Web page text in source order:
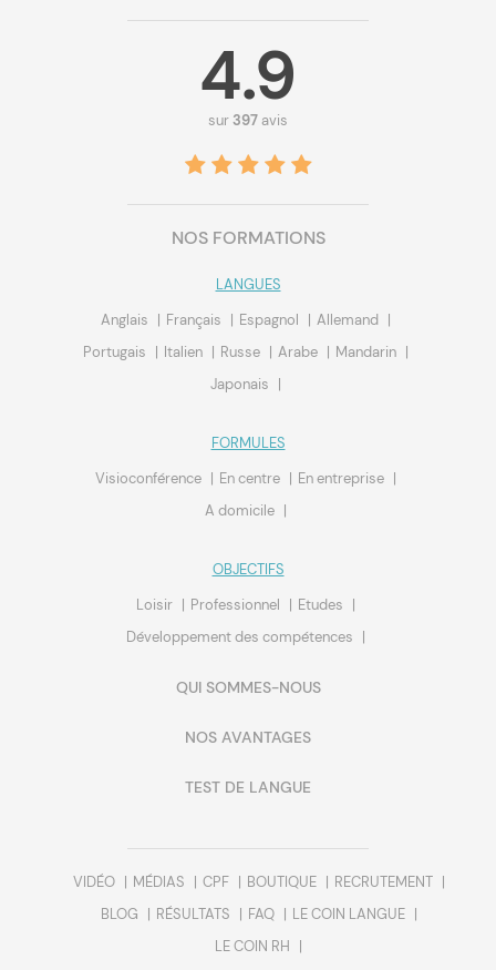
4.9
sur397 avis
NOS FORMATIONS
LANGUES
Anglais
Français Espagnol
Allemand
Portugais
Italien Russe Arabe
Mandarin
Japonais
FORMULES
Visioconférence
En centre
En entreprise
A domicile
OBJECTIFS
Loisir
Professionnel
Etudes
Développement des compétences
QUI SOMMES-NOUS
NOS AVANTAGES
TEST DE LANGUE
VIDÉO MÉDIAS CPF BOUTIQUE
RECRUTEMENT
BLOG
RÉSULTATS FAQ
LE COIN LANGUE
LE COIN RH